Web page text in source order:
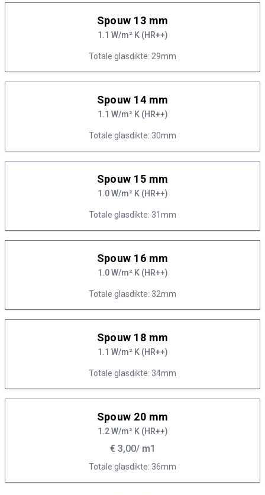
Spouw 13 mm
1.1 W/m² K (HR++)
Totale glasdikte: 29mm
Spouw 14 mm
1.1 W/m² K (HR++)
Totale glasdikte: 30mm
Spouw 15 mm
1.0 W/m² K (HR++)
Totale glasdikte: 31mm
Spouw 16 mm
1.0 W/m² K (HR++)
Totale glasdikte: 32mm
Spouw 18 mm
1.1 W/m² K (HR++)
Totale glasdikte: 34mm
Spouw 20 mm
1.2 W/m² K (HR++)
€ 3,00/ m1
Totale glasdikte: 36mm